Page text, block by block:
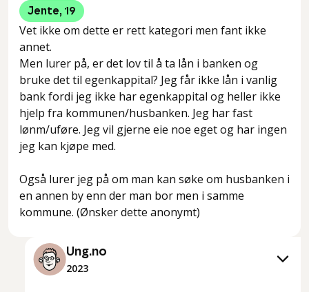
Jente, 19
Vet ikke om dette er rett kategori men fant ikke
annet.
Men lurer på, er det lov til å ta lån i banken og
bruke det til egenkappital? Jeg får ikke lån i vanlig
bank fordi jeg ikke har egenkappital og heller ikke
hjelp fra kommunen/husbanken. Jeg har fast
lønm/uføre. Jeg vil gjerne eie noe eget og har ingen
jeg kan kjøpe med.
Også lurer jeg på om man kan søke om husbanken i
en annen by enn der man bor men i samme
kommune. (Ønsker dette anonymt)
Ung.no
2023